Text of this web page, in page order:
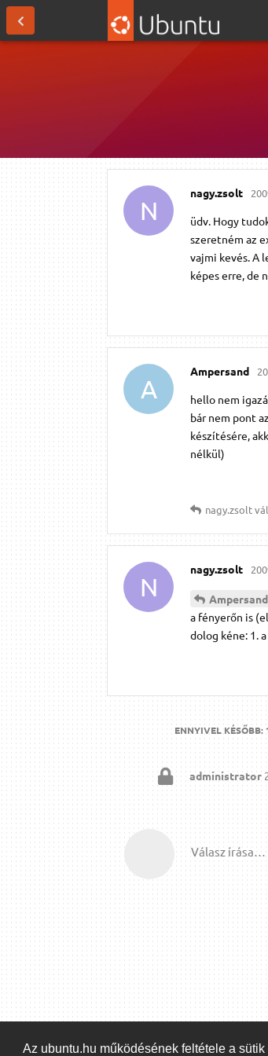
Az ubuntu.hu működésének feltétele a
N
nagy.​zsolt
üdv. Hogy
szeretném az
vajmi kevés. A
képes erre, de
A
Ampersand
hello nem
bár nem pont
készítésére,
nélkül)
nagy.​zsolt
N
nagy.​zsolt
Ampersand
a fényerőn is
dolog kéne: 1.
ENNYIVEL KÉSŐBB:
administrator
Válasz írása…